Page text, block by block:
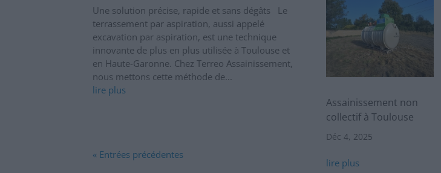
Une solution précise, rapide et sans dégâts Le
terrassement par aspiration, aussi appelé
excavation par aspiration, est une technique
innovante de plus en plus utilisée à Toulouse et
en Haute-Garonne. Chez Terreo Assainissement,
nous mettons cette méthode de...
lire plus
« Entrées précédentes
Assainissement non
collectif à Toulouse
Déc 4, 2025
lire plus